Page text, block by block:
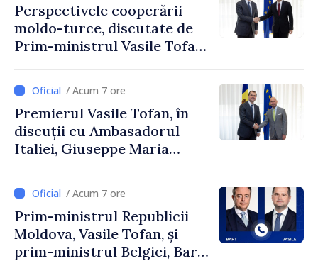
Perspectivele cooperării
moldo-turce, discutate de
Prim-ministrul Vasile Tofan
Uygar Mustafa Sertel
/ Acum 7 ore
Premierul Vasile Tofan, în
discuții cu Ambasadorul
Italiei, Giuseppe Maria
/ Acum 7 ore
Prim-ministrul Republicii
Moldova, Vasile Tofan, și
prim-ministrul Belgiei, Bart